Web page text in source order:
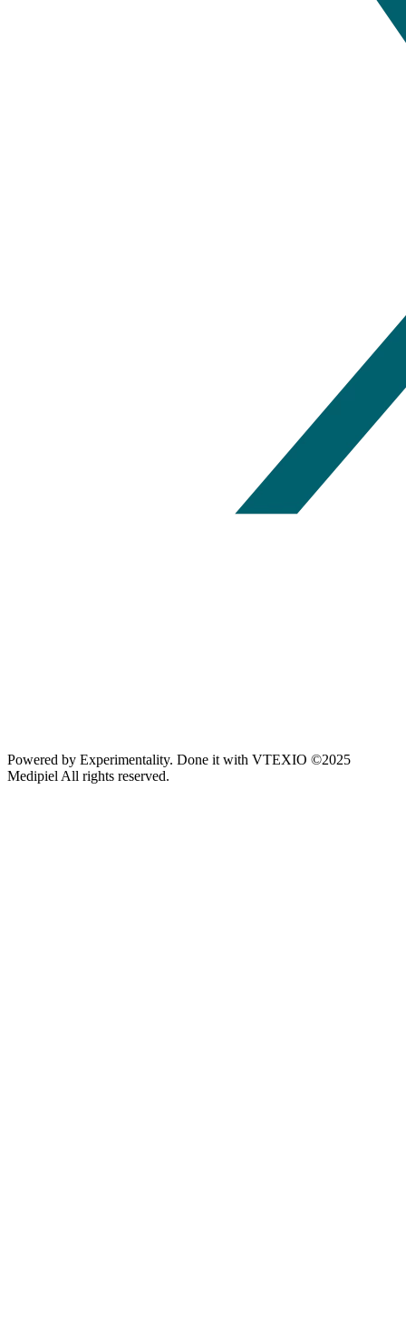
Powered by Experimentality. Done it with VTEXIO ©2025
Medipiel All rights reserved.